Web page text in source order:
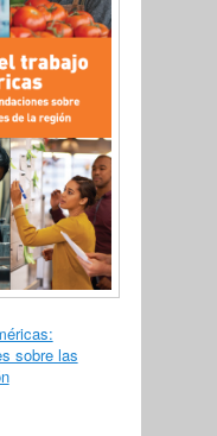
sobre las